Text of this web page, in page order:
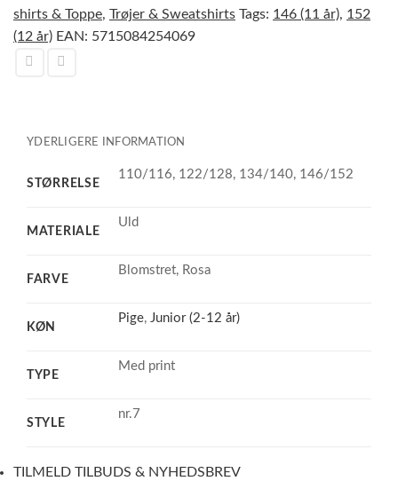
shirts & Toppe, Trøjer & Sweatshirts Tags: 146 (11 år), 152
(12 år) EAN: 5715084254069
YDERLIGERE INFORMATION
STØRRELSE
110/116, 122/128, 134/140, 146/152
MATERIALE
Uld
FARVE
Blomstret, Rosa
KØN
Pige,Junior (2-12 år)
TYPE
Med print
STYLE
nr.7
TILMELD TILBUDS & NYHEDSBREV